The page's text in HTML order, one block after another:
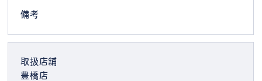
備考
取扱店舗
豊橋店